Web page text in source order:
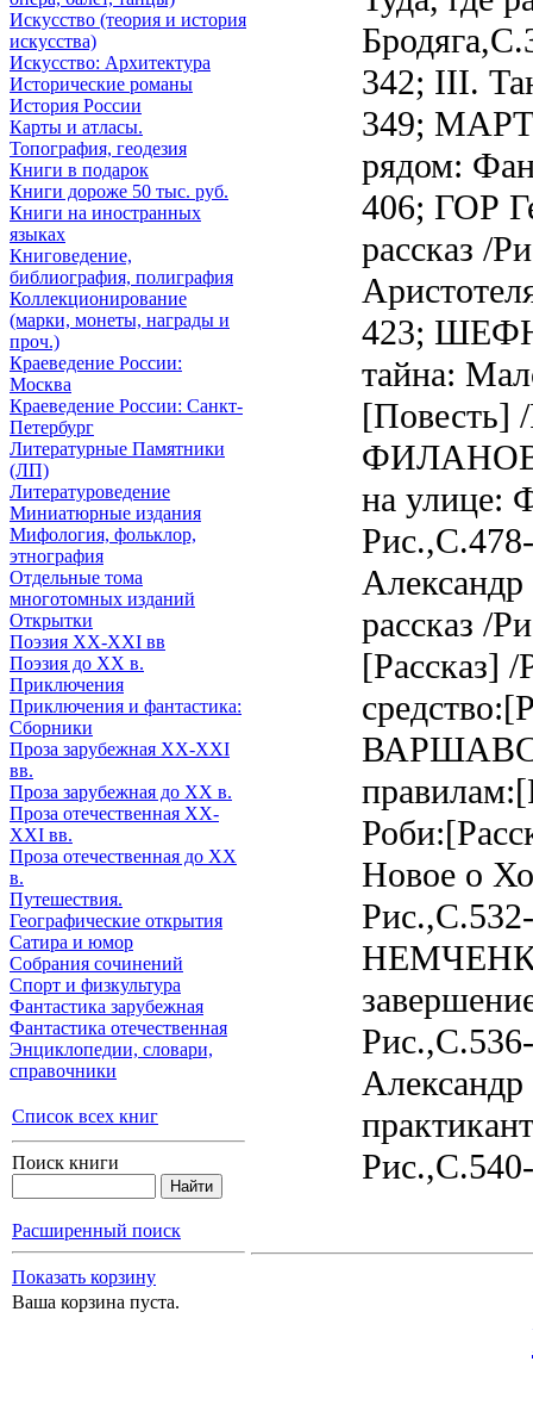
Искусствo (теория и история
искусства)
Искусство: Архитектура
Исторические романы
История России
Карты и атласы.
Топография, геодезия
Книги в подарок
Книги дороже 50 тыс. руб.
Книги на иностранных
языках
Книговедение,
библиография, полиграфия
Коллекционирование
(марки, монеты, награды и
проч.)
Краеведение России:
Москва
Краеведение России: Санкт-
Петербург
Литературные Памятники
(ЛП)
Литературоведение
Миниатюрные издания
Мифология, фольклор,
этнография
Отдельные тома
многотомных изданий
Открытки
Поэзия XX-XXI вв
Поэзия до XX в.
Приключения
Приключения и фантастика:
Сборники
Проза зарубежная XX-XXI
вв.
Проза зарубежная до XX в.
Проза отечественная XX-
XXI вв.
Проза отечественная до XX
в.
Путешествия.
Географические открытия
Сатира и юмор
Собрания сочинений
Спорт и физкультура
Фантастика зарубежная
Фантастика отечественная
Энциклопедии, cловари,
справочники
Список всех книг
Поиск книги
Расширенный поиск
Показать корзину
Ваша корзина пуста.
342; III.
349;
рядом:
406; ГОР
рассказ /
423;
тайна:
[Повесть]
на улице:
рассказ /
[Рассказ]
Новое о